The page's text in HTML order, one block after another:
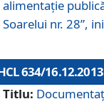
alimentaţie
Soarelui nr. 28”,
634/16.12.2013
Titlu: